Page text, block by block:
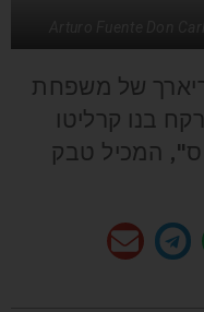
של משפחת
בנו קרליטו
המכיל טבק